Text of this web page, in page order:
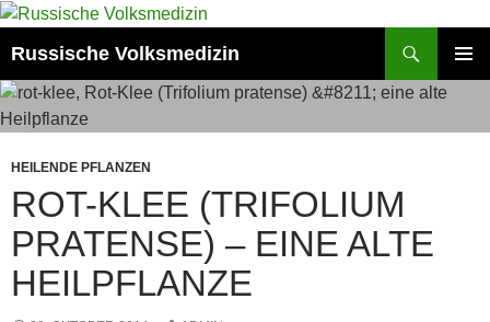
Zum
springen
Russische Volksmedizin
MENÜ
HEILENDE PFLANZEN
ROT-KLEE (TRIFOLIUM
PRATENSE) – EINE ALTE
HEILPFLANZE